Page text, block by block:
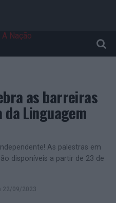
as barreiras
Linguagem
As palestras em
disponíveis a partir de 23 de
22/09/2023